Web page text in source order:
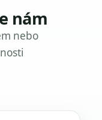
nám
nebo